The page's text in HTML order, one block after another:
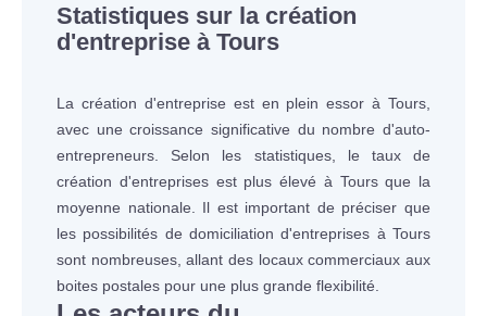
Statistiques sur la création
d'entreprise à Tours
La création d'entreprise est en plein essor à Tours,
avec une croissance significative du nombre d'auto-
entrepreneurs. Selon les statistiques, le taux de
création d'entreprises est plus élevé à Tours que la
moyenne nationale. Il est important de préciser que
les possibilités de domiciliation d'entreprises à Tours
sont nombreuses, allant des locaux commerciaux aux
boites postales pour une plus grande flexibilité.